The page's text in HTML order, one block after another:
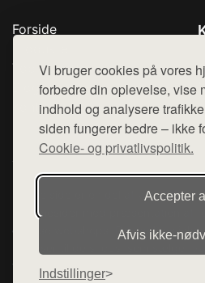
Vi bruger cookies på vores
forbedre din oplevelse, vise
indhold og analysere
siden fungerer bedre – ikke
Cookie- og privatlivspolitik.
Accepter
Afvis
Indstillinger
Forside
Top Rabatter
Blog
Kontakt
Denne side er en del af want.dk,
hjemmesider med præsentation af
diverse webshops. Der sælges ikke
henviser til de shops, som sælger
varerne på lager.